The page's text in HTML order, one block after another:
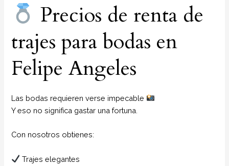
Precios de renta de
trajes para bodas en
Felipe Angeles
Las bodas requieren verse impecable
Y eso no significa gastar una fortuna.
Con nosotros obtienes:
Trajes elegantes